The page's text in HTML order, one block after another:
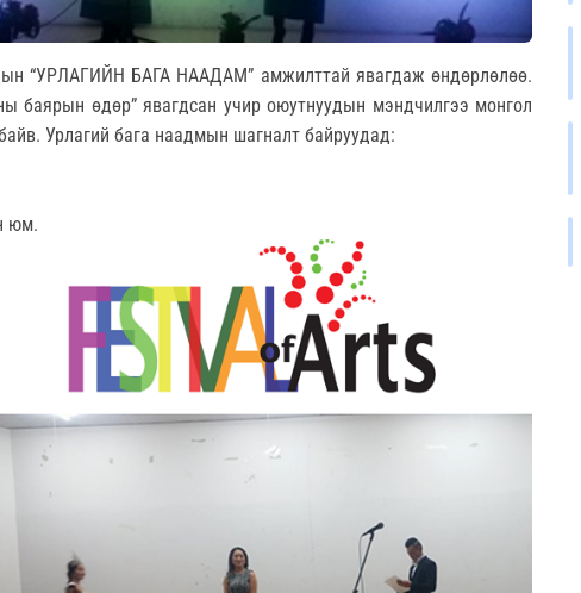
“УРЛАГИЙН БАГА НААДАМ” амжилттай явагдаж өндөрлөлөө.
баярын өдөр” явагдсан учир оюутнуудын мэндчилгээ монгол
Урлагий бага наадмын шагналт байруудад:
юм.